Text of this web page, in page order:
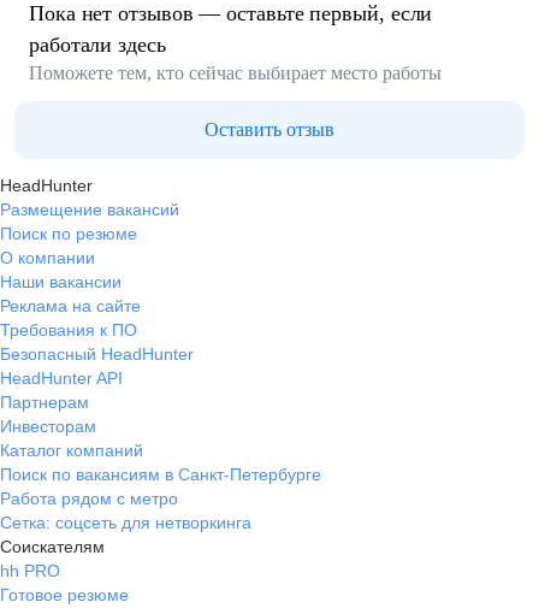
Пока нет отзывов — оставьте первый, если
работали здесь
Поможете тем, кто сейчас выбирает место работы
Оставить отзыв
HeadHunter
Размещение вакансий
Поиск по резюме
О компании
Наши вакансии
Реклама на сайте
Требования к ПО
Безопасный HeadHunter
HeadHunter API
Партнерам
Инвесторам
Каталог компаний
Поиск по вакансиям в Санкт-Петербурге
Работа рядом с метро
Сетка: соцсеть для нетворкинга
Соискателям
hh PRO
Готовое резюме